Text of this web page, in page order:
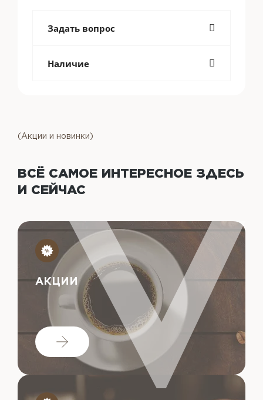
Задать вопрос
Наличие
(Акции и новинки)
ВСЁ САМОЕ ИНТЕРЕСНОЕ ЗДЕСЬ
И СЕЙЧАС
АКЦИИ